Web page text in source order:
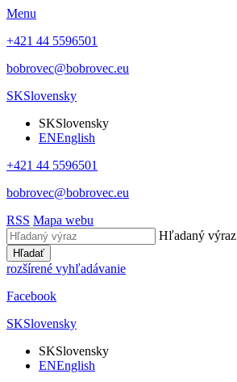
Menu
+421 44 5596501
bobrovec@bobrovec.eu
SKSlovensky
SKSlovensky
ENEnglish
+421 44 5596501
bobrovec@bobrovec.eu
RSS Mapa webu
Hľadaný výraz
Hľadať
rozšírené vyhľadávanie
Facebook
SKSlovensky
SKSlovensky
ENEnglish